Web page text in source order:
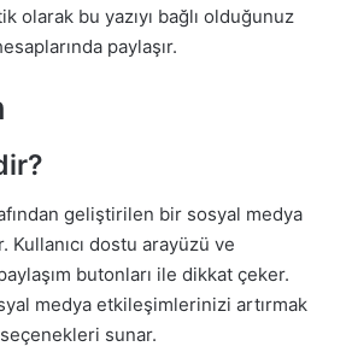
olarak bu yazıyı bağlı olduğunuz
paylaşır.
geliştirilen bir sosyal medya
Kullanıcı dostu arayüzü ve
butonları ile dikkat çeker.
medya etkileşimlerinizi artırmak
sunar.